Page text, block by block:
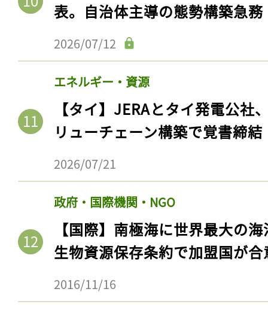
表。自治体主導の態勢構築急務
2026/07/12
エネルギー・資源
【タイ】JERAとタイ発電公社
リューチェーン構築で覚書締結
2026/07/21
政府・国際機関・NGO
【国際】南極海に世界最大の
生物資源保存条約で加盟国が合
2016/11/16
記事をお気に入りに
ログインが必
ログイン